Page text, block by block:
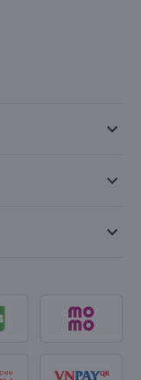
keyboard_arrow_down
keyboard_arrow_down
keyboard_arrow_down